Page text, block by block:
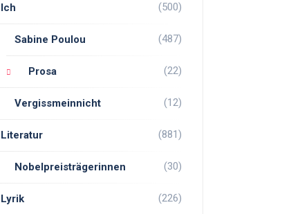
Ich (500)
Sabine Poulou (487)
Prosa (22)
Vergissmeinnicht (12)
Literatur (881)
Nobelpreisträgerinnen (30)
Lyrik (226)